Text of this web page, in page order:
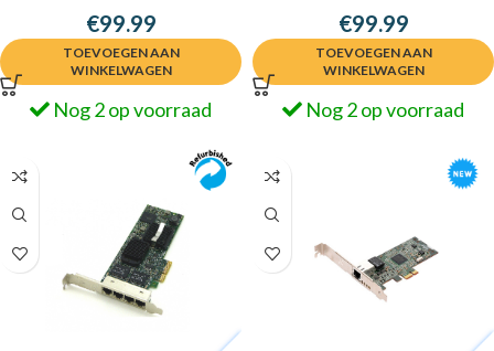
€99.99
TOEVOEGEN AAN
WINKELWAGEN
Nog 2 op voorraad
€99.99
TOEVOEGEN AAN
WINKELWAGEN
Nog 2 op voorraad